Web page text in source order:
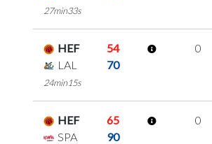
27min33s
HEF
54
LAL
70
24min15s
0
HEF
65
SPA
90
0